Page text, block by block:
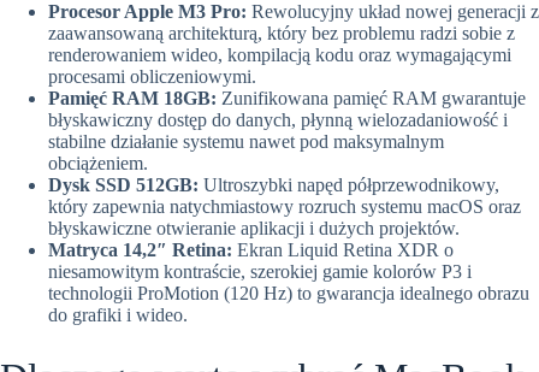
Procesor Apple M3 Pro: Rewolucyjny układ nowej generacji z
zaawansowaną architekturą, który bez problemu radzi sobie z
renderowaniem wideo, kompilacją kodu oraz wymagającymi
procesami obliczeniowymi.
Pamięć RAM 18GB: Zunifikowana pamięć RAM gwarantuje
błyskawiczny dostęp do danych, płynną wielozadaniowość i
stabilne działanie systemu nawet pod maksymalnym
obciążeniem.
Dysk SSD 512GB: Ultroszybki napęd półprzewodnikowy,
który zapewnia natychmiastowy rozruch systemu macOS oraz
błyskawiczne otwieranie aplikacji i dużych projektów.
Matryca 14,2″ Retina: Ekran Liquid Retina XDR o
niesamowitym kontraście, szerokiej gamie kolorów P3 i
technologii ProMotion (120 Hz) to gwarancja idealnego obrazu
do grafiki i wideo.